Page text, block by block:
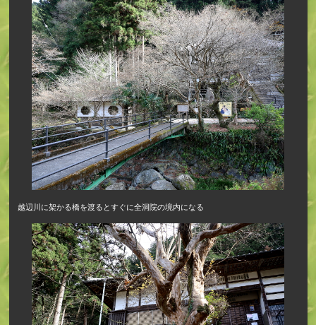
越辺川に架かる橋を渡るとすぐに全洞院の境内になる